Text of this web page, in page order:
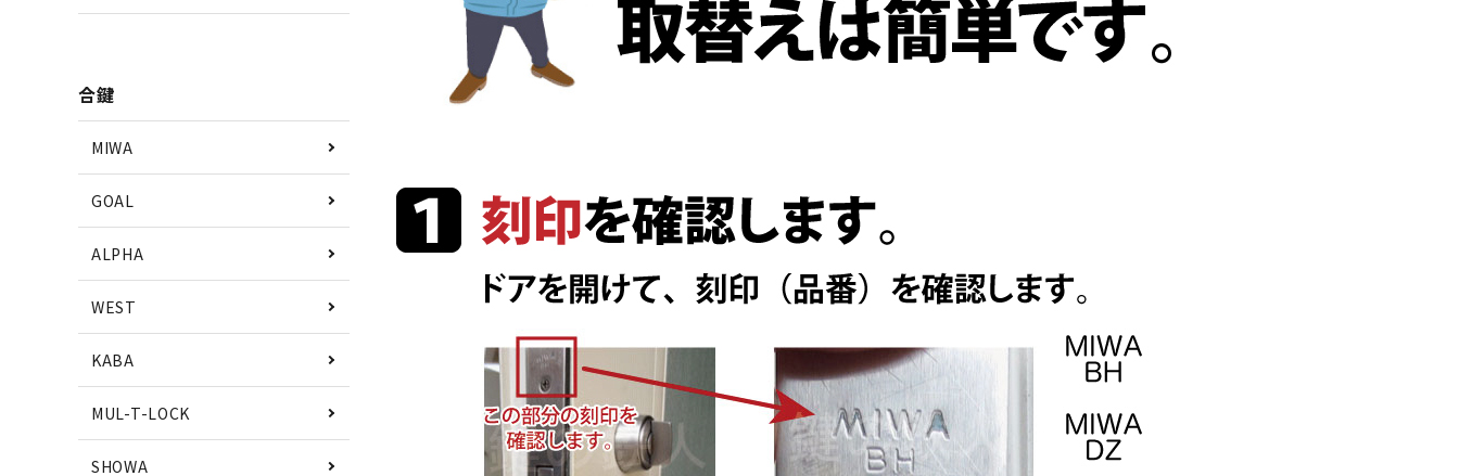
合鍵
MIWA
GOAL
ALPHA
WEST
KABA
MUL-T-LOCK
SHOWA